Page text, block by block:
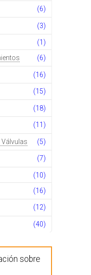
(6)
(3)
(1)
(6)
(16)
(15)
(18)
(11)
Válvulas (5)
(7)
(10)
(16)
(12)
(40)
sobre